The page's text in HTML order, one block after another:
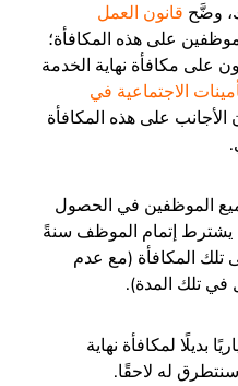
وضَّح قانون العمل
على هذه المكافأة؛
على مكافأة نهاية الخدمة
الاجتماعية في
على هذه المكافأة
الموظفين في الحصول
يشترط إتمام الموظف سنةً
المكافأة (مع عدم
في تلك المدة).
بديلًا لمكافأة نهاية
له لاحقًا.